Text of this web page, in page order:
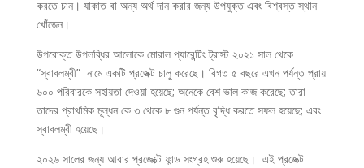
করতে চান। যাকাত বা অন্য অর্থ দান করার জন্য উপযুক্ত এবং বিশ্বস্ত স্থান
খোঁজেন।
উপরোক্ত উপলব্ধির আলোকে মোরাল প্যারেন্টিং ট্রাস্ট ২০২১ সাল থেকে
“স্বাবলম্বী” নামে একটি প্রজেক্ট চালু করেছে। বিগত ৫ বছরে এখন পর্যন্ত প্রায়
৬০০ পরিবারকে সহায়তা দেওয়া হয়েছে; অনেকে বেশ ভাল কাজ করেছে; তারা
তাদের প্রাথমিক মূল্ধন কে ৩ থেকে ৮ গুন পর্যন্ত বৃদ্ধি করতে সফল হয়েছে; এবং
স্বাবলম্বী হয়েছে।
২০২৬ সালের জন্য আবার প্রজেক্টে ফান্ড সংগ্রহ শুরু হয়েছে। এই প্রজেক্ট